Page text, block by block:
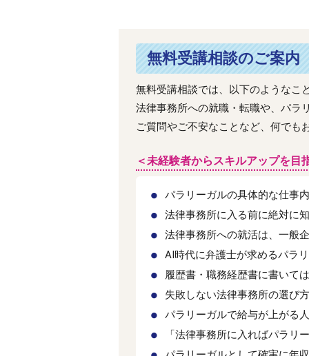
無料受講相談のご案内
無料受講相談では、以下のようなこ
法律事務所への就職・転職や、パラ
ご質問やご不安なことなど、何でも
＜未経験者からスキルアップを目
パラリーガルの具体的な仕事
法律事務所に入る前に絶対に
法律事務所への就活は、一般
AI時代に弁護士が求めるパラ
履歴書・職務経歴書に書いて
失敗しない法律事務所の選び
パラリーガルで給与が上がる
「法律事務所に入ればパラリ